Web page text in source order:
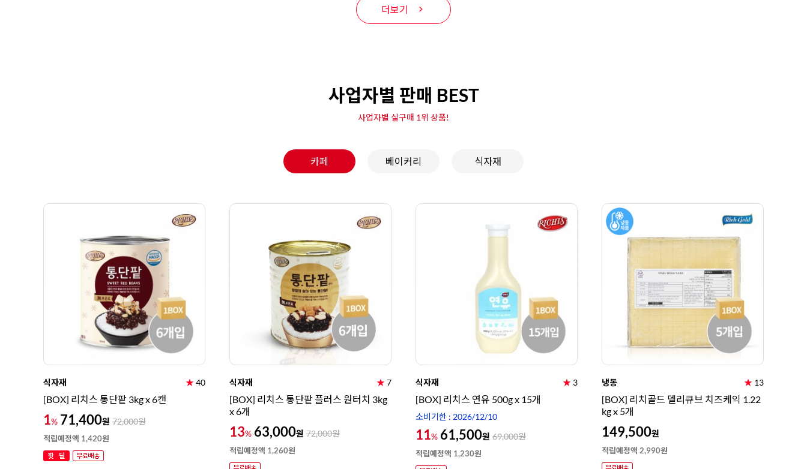
더보기
사업자별 판매 BEST
사업자별 실구매 1위 상품!
카페 베이커리 식자재
식자재 ★40
[BOX] 리치스 통단팥 3kg x 6캔
1% 71,400원 72,000원
적립예정액 1,420원
식자재 ★7
[BOX] 리치스 통단팥 플러스 원터치 3kg
x 6개
13% 63,000원 72,000원
적립예정액 1,260원
식자재 ★ 3
[BOX] 리치스 연유 500g x 15개
소비기한 : 2026/12/10
11% 61,500원 69,000원
적립예정액 1,230원
냉동 ★ 13
[BOX] 리치골드 델리큐브 치즈케익 1.22
kg x 5개
149,500원
적립예정액 2,990원